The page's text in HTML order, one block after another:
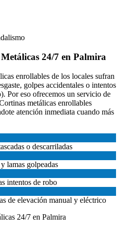
24/7 en Palmira
enrollables de los locales sufran
golpes accidentales o intentos
Por eso ofrecemos un servicio de
metálicas enrollables
atención inmediata cuando más
o descarriladas
lamas golpeadas
intentos de robo
de elevación manual y eléctrico